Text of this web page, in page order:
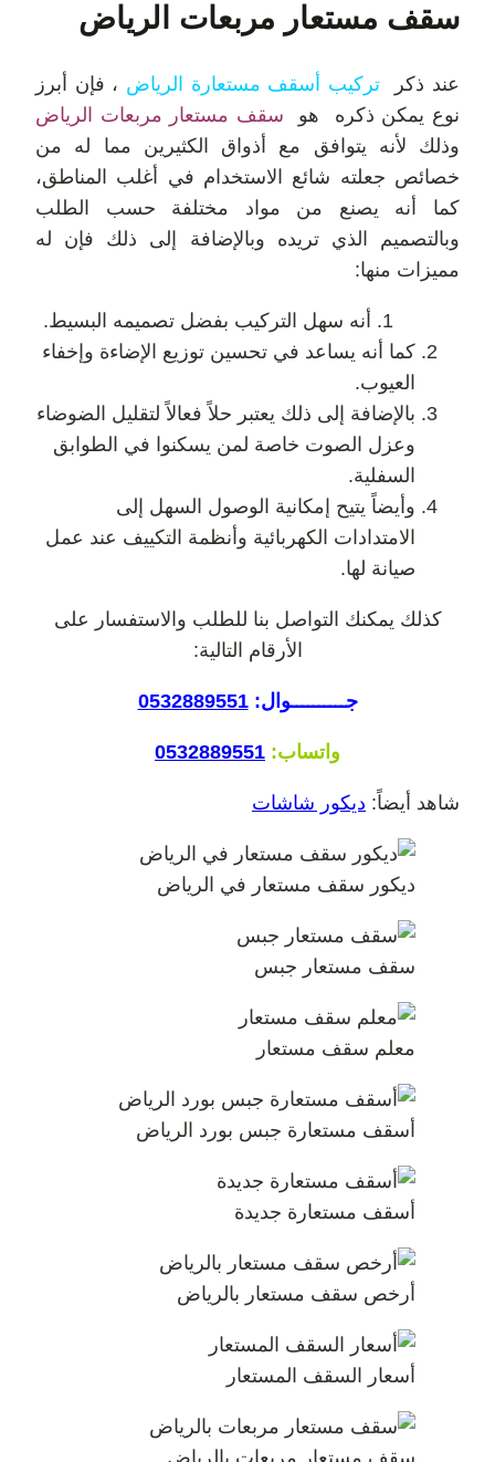
سقف مستعار مربعات الرياض
عند ذكر تر كيب أسقف مستعارة الرياض ، فإن أبرز
نوع يمكن ذكره هو سقف مستعار مربعات الرياض
وذلك لأنه يتوافق مع أذواق الكثيرين مما له من
خصائص جعلته شائع الاستخدام في أغلب المناطق،
كما أنه يصنع من مواد مختلفة حسب الطلب
وبالتصميم الذي تريده وبالإضافة إلى ذلك فإن له
مميزات منها:
أنه سهل التركيب بفضل تصميمه البسيط.
كما أنه يساعد في تحسين توزيع الإضاءة وإخفاء
العيوب.
بالإضافة إلى ذلك يعتبر حلاً فعالاً لتقليل الضوضاء
وعزل الصوت خاصة لمن يسكنوا في الطوابق
السفلية.
وأيضاً يتيح إمكانية الوصول السهل إلى
الامتدادات الكهربائية وأنظمة التكييف عند عمل
صيانة لها.
كذلك يمكنك التواصل بنا للطلب والاستفسار على
الأرقام التالية:
جــــــــــوال:0532889551
واتساب: 0532889551
شاهد أيضاً: ديكور شاشات
ديكور سقف مستعار في الرياض
سقف مستعار جبس
معلم سقف مستعار
أسقف مستعارة جبس بورد الرياض
أسقف مستعارة جديدة
أرخص سقف مستعار بالرياض
أسعار السقف المستعار
سقف مستعار مربعات بالرياض